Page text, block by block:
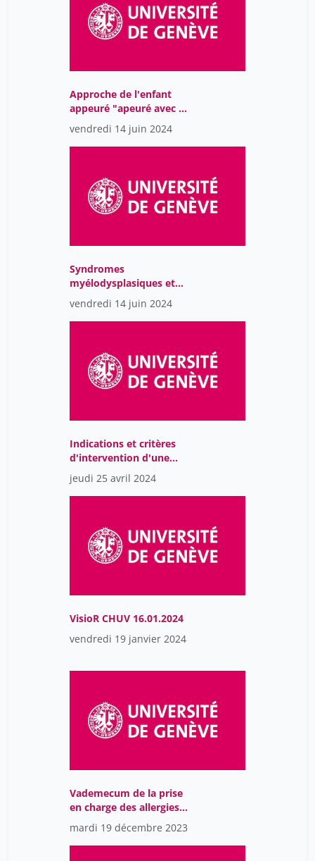
Approche de l'enfant
appeuré "apeuré avec un
seul P"
vendredi 14 juin 2024
Syndromes
myélodysplasiques et
myéloprolifériatifs chez
l'enfant: que doit savoir
le pédiatre?
vendredi 14 juin 2024
Indications et critères
d'intervention d'une
équipe spécialisée en
soins palliatifs
pédiatriques
jeudi 25 avril 2024
VisioR CHUV 16.01.2024
vendredi 19 janvier 2024
Vademecum de la prise
en charge des allergies
par les pédiatres
mardi 19 décembre 2023